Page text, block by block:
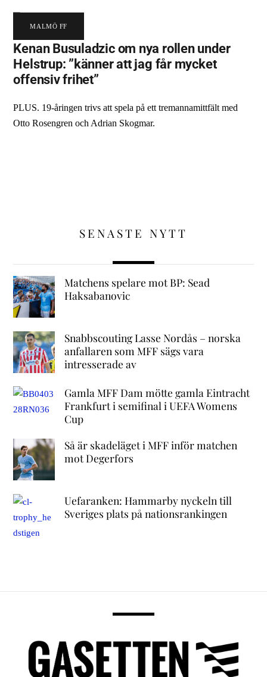
MALMÖ FF
Kenan Busuladzic om nya rollen under
Helstrup: ”känner att jag får mycket
offensiv frihet”
PLUS. 19-åringen trivs att spela på ett tremannamittfält med
Otto Rosengren och Adrian Skogmar.
SENASTE NYTT
Matchens spelare mot BP: Sead
Haksabanovic
Snabbscouting Lasse Nordås – norska
anfallaren som MFF sägs vara
intresserade av
Gamla MFF Dam mötte gamla Eintracht
Frankfurt i semifinal i UEFA Womens
Cup
Så är skadeläget i MFF inför matchen
mot Degerfors
Uefaranken: Hammarby nyckeln till
Sveriges plats på nationsrankingen